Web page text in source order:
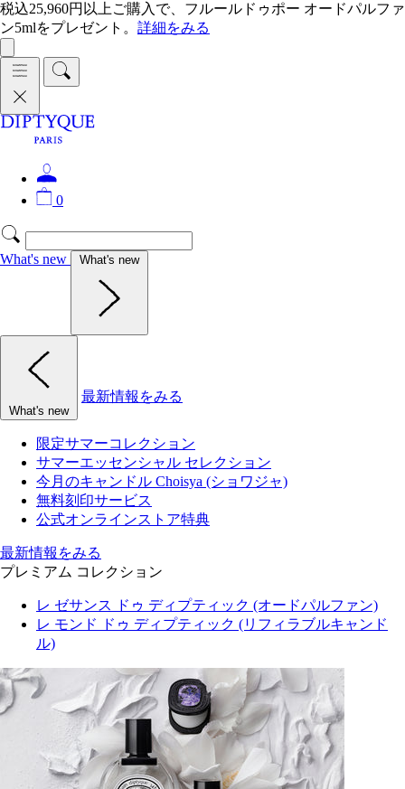
税込25,960円以上ご購入で、フルールドゥポー オードパルファ
ン5mlをプレゼント。 詳細をみる
0
What's new What's new
What's new
最新情報をみる
限定サマーコレクション
サマーエッセンシャル セレクション
今月のキャンドル Choisya (ショワジャ)
無料刻印サービス
公式オンラインストア特典
最新情報をみる
プレミアム コレクション
レ ゼサンス ドゥ ディプティック (オードパルファン)
レ モンド ドゥ ディプティック (リフィラブルキャンド
ル)